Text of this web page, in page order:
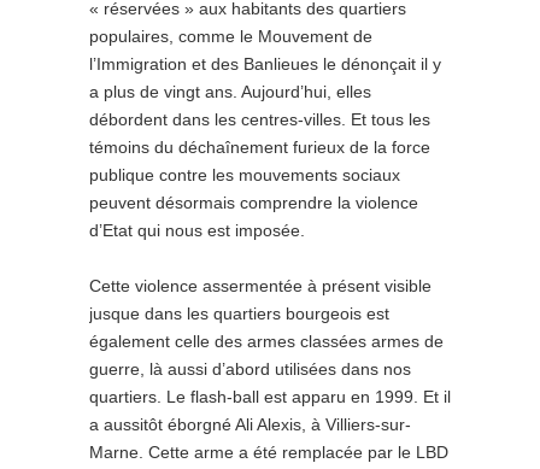
« réservées » aux habitants des quartiers
populaires, comme le Mouvement de
l’Immigration et des Banlieues le dénonçait il y
a plus de vingt ans. Aujourd’hui, elles
débordent dans les centres-villes. Et tous les
témoins du déchaînement furieux de la force
publique contre les mouvements sociaux
peuvent désormais comprendre la violence
d’Etat qui nous est imposée.
Cette violence assermentée à présent visible
jusque dans les quartiers bourgeois est
également celle des armes classées armes de
guerre, là aussi d’abord utilisées dans nos
quartiers. Le flash-ball est apparu en 1999. Et il
a aussitôt éborgné Ali Alexis, à Villiers-sur-
Marne. Cette arme a été remplacée par le LBD